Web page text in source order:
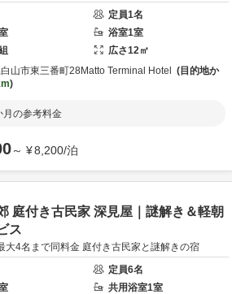
定員1名
浴室1室
広さ12㎡
白山市東三番町28Matto Terminal Hotel
目的地か
月の参考料金
～ ¥8,200/泊
庭付き古民家 深見屋｜謎解き＆軽朝
ス
大4名まで同料金 庭付き古民家と謎解きの宿
定員6名
共用浴室1室